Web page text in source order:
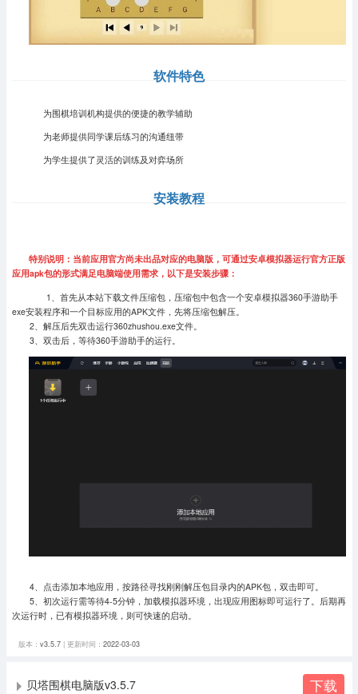
软件特色
为围棋培训机构提供的便捷的教学辅助
为老师提供同学课后练习的沟通纽带
为学生提供了灵活的训练及对弈场所
安装教程
特别说明：当前应用官方尚未出品对应的电脑版，可通过安卓模拟器运行官方正版
应用apk包的形式满足电脑端使用需求，以下是安装步骤：
1、首先从本站下载文件压缩包，压缩包中包含一个安卓模拟器360手游助手
exe安装程序和一个目标应用的APK文件，先将压缩包解压。
2、解压后先双击运行360zhushou.exe文件。
3、双击后，等待360手游助手的运行。
4、点击添加本地应用，按路径寻找刚刚解压包目录内的APK包，双击即可。
5、初次运行需等待4-5分钟，加载模拟器环境，出现应用图标即可运行了。 后期再
次运行时，已有模拟器环境，则可快速的启动。
版本： v3.5.7| 更新时间： 2022-03-03
贝塔围棋电脑版v3.5.7 下载